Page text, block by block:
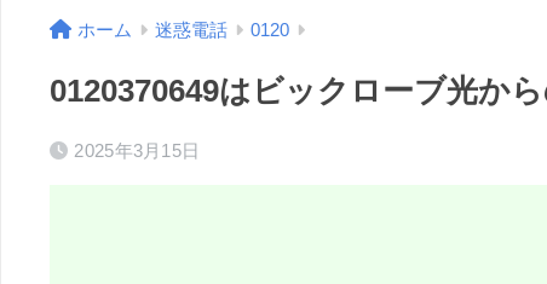
ホーム 迷惑電話 0120
0120370649はビックローブ光か
2025年3月15日